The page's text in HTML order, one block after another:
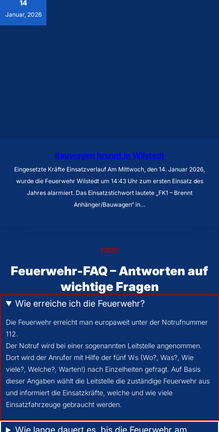
14
Januar, 2026
Bauwagen brennt in Wilstedt
Eingesetzte Kräfte Einsatzverlauf Am Mittwoch, den 14. Januar 2026,
wurde die Feuerwehr Wilstedt um 14:43 Uhr zum ersten Einsatz des
Jahres alarmiert. Das Einsatzstichwort lautete „FK1 – Brennt
Anhänger/Bauwagen“ in…
FAQS
Feuerwehr-FAQ – Antworten auf
wichtige Fragen
Wie erreiche ich die Feuerwehr?
Die Feuerwehr erreicht man europaweit unter der Notrufnummer
112.
Der Notruf wird bei einer sogenannten Leitstelle angenommen.
Dort wird der Anrufer mit Hilfe der fünf Ws (Wo?, Was?, Wie
viele?, Welche?, Warten!) nach Einzelheiten gefragt. Auf Basis
dieser Angaben wählt die Leitstelle die zuständige Feuerwehr aus
und informiert die Einsatzkräfte, welche und wie viele
Einsatzfahrzeuge gebraucht werden.
Wie lange dauert es, bis die Feuerwehr am